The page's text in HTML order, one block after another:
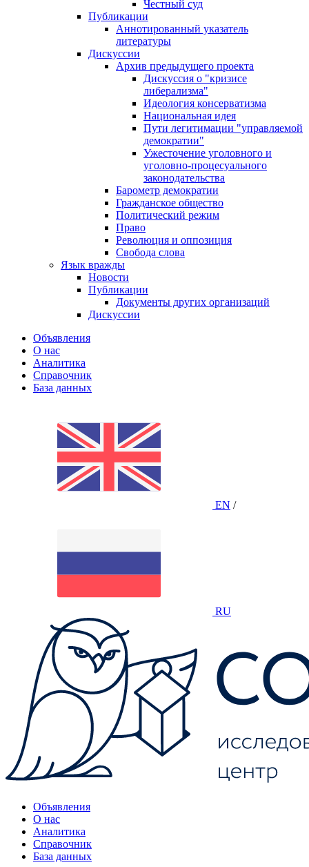
Честный суд
Публикации
Аннотированный указатель
литературы
Дискуссии
Архив предыдущего проекта
Дискуссия о "кризисе
либерализма"
Идеология консерватизма
Национальная идея
Пути легитимации "управляемой
демократии"
Ужесточение уголовного и
уголовно-процесуального
законодательства
Барометр демократии
Гражданское общество
Политический режим
Право
Революция и оппозиция
Свобода слова
Язык вражды
Новости
Публикации
Документы других организаций
Дискуссии
Объявления
О нас
Аналитика
Справочник
База данных
EN /
RU
Объявления
О нас
Аналитика
Справочник
База данных